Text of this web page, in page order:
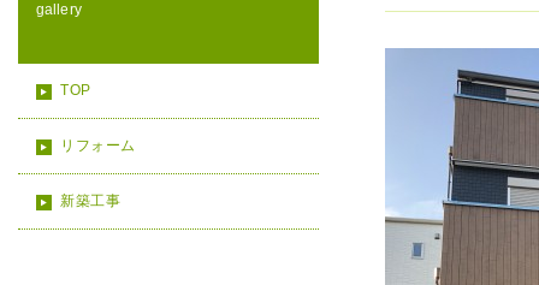
gallery
TOP
リフォーム
新築工事